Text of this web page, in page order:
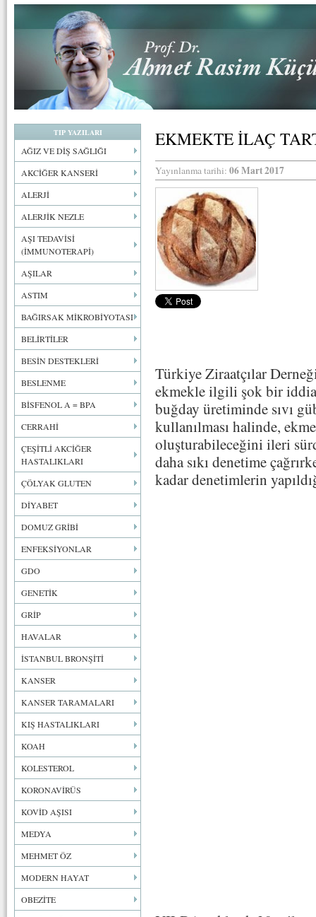
TIP YAZILARI
AĞIZ VE DİŞ SAĞLIĞI
AKCİĞER KANSERİ
ALERJİ
ALERJİK NEZLE
AŞI TEDAVİSİ
(İMMUNOTERAPİ)
AŞILAR
ASTIM
BAĞIRSAK MİKROBİYOTASI
BELİRTİLER
BESİN DESTEKLERİ
BESLENME
BİSFENOL A = BPA
CERRAHİ
ÇEŞİTLİ AKCİĞER
HASTALIKLARI
ÇÖLYAK GLUTEN
DİYABET
DOMUZ GRİBİ
ENFEKSİYONLAR
GDO
GENETİK
GRİP
HAVALAR
İSTANBUL BRONŞİTİ
KANSER
KANSER TARAMALARI
KIŞ HASTALIKLARI
KOAH
KOLESTEROL
KORONAVİRÜS
KOVİD AŞISI
MEDYA
MEHMET ÖZ
MODERN HAYAT
OBEZİTE
EKMEKTE İLAÇ
Yayınlanma tarihi: 06 Mart 2017
Türkiye Ziraatçılar
ekmekle ilgili şok bir
buğday üretiminde sıvı
kullanılması halinde,
oluşturabileceğini ileri
daha sıkı denetime
kadar denetimlerin